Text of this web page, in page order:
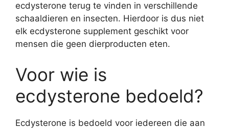
ecdysterone terug te vinden in verschillende
schaaldieren en insecten. Hierdoor is dus niet
elk ecdysterone supplement geschikt voor
mensen die geen dierproducten eten.
Voor wie is
ecdysterone bedoeld?
Ecdysterone is bedoeld voor iedereen die aan